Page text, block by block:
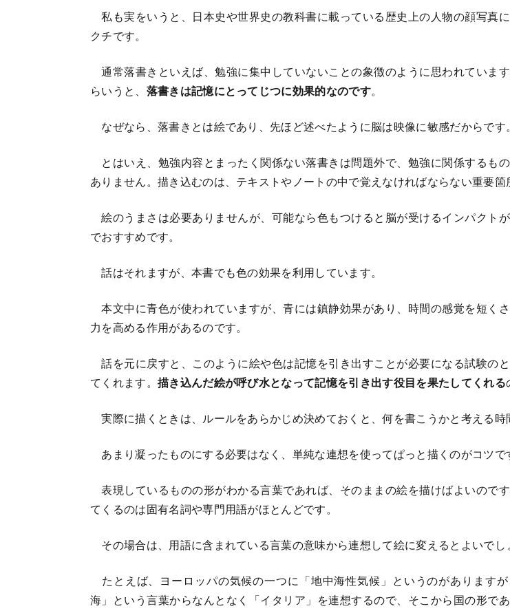
私も実をいうと、日本史や世界史の教科書に載っている歴史上の人物の顔写真
クチです。
通常落書きといえば、勉強に集中していないことの象徴のように思われていま
らいうと、 落書きは記憶にとってじつに効果的なのです。
なぜなら、落書きとは絵であり、先ほど述べたように脳は映像に敏感だからです。
とはいえ、勉強内容とまったく関係ない落書きは問題外で、勉強に関係するも
ありません。描き込むのは、テキストやノートの中で覚えなければならない重要箇
絵のうまさは必要ありませんが、可能なら色もつけると脳が受けるインパクト
でおすすめです。
話はそれますが、本書でも色の効果を利用しています。
本文中に青色が使われていますが、青には鎮静効果があり、時間の感覚を短く
力を高める作用があるのです。
話を元に戻すと、このように絵や色は記憶を引き出すことが必要になる試験の
てくれます。 描き込んだ絵が呼び水となって記憶を引き出す役目を果たしてくれる
実際に描くときは、ルールをあらかじめ決めておくと、何を書こうかと考える時
あまり凝ったものにする必要はなく、単純な連想を使ってぱっと描くのがコツで
表現しているものの形がわかる言葉であれば、そのままの絵を描けばよいので
てくるのは固有名詞や専門用語がほとんどです。
その場合は、用語に含まれている言葉の意味から連想して絵に変えるとよいでし
たとえば、ヨーロッパの気候の一つに「地中海性気候」というのがあります
海」という言葉からなんとなく「イタリア」を連想するので、そこから国の形で